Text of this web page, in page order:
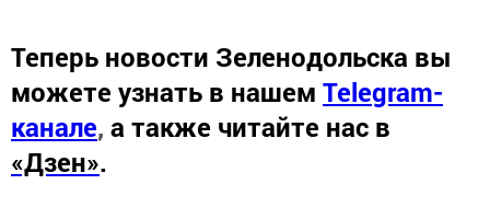
Теперь новости Зеленодольска вы
можете узнать в нашем Telegram-
канале, а также читайте нас в
«Дзен».